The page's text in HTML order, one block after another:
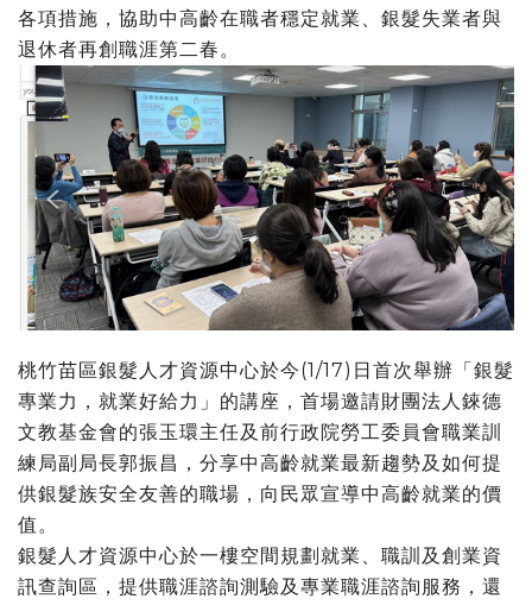
各項措施，協助中高齡在職者穩定就業、銀髮失業者與
退休者再創職涯第二春。
桃竹苗區銀髮人才資源中心於今(1/17)日首次舉辦「銀髮
專業力，就業好給力」的講座，首場邀請財團法人錸德
文教基金會的張玉環主任及前行政院勞工委員會職業訓
練局副局長郭振昌，分享中高齡就業最新趨勢及如何提
供銀髮族安全友善的職場，向民眾宣導中高齡就業的價
值。
銀髮人才資源中心於一樓空間規劃就業、職訓及創業資
訊查詢區，提供職涯諮詢測驗及專業職涯諮詢服務，還